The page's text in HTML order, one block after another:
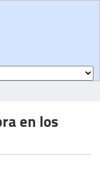
en los